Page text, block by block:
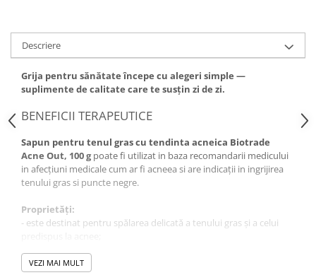
Descriere
Grija pentru sănătate începe cu alegeri simple —
suplimente de calitate care te susțin zi de zi.
BENEFICII TERAPEUTICE
Sapun pentru tenul gras cu tendinta acneica Biotrade
Acne Out, 100 gpoate fi utilizat in baza recomandarii medicului
in afecțiuni medicale cum ar fi acneea si are indicații in ingrijirea
tenului gras si puncte negre.
Proprietăți:
- este destinat pentru spălarea delicată a tenului gras şi a celui
menţinând un pH optim al pielii;
VEZI MAI MULT